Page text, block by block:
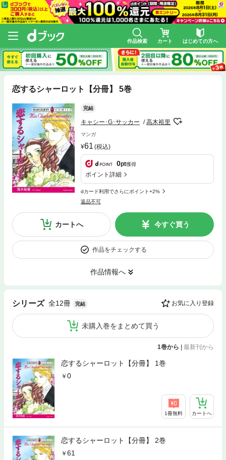
作品検索 カート はじめての方へ
恋するシャーロット【分冊】 5巻
完結
キャシー･G･サッカー 高木裕里
マンガ
61 (税込)
0pt獲得
ポイント詳細
dカード利用でさらにポイント+2%
返品不可
カートへ 今すぐ買う
作品をチェックする
作品情報へ
シリーズ 全12冊 完結 お気に入り登録
未購入巻をまとめて買う
1巻から 最新刊から
恋するシャーロット【分冊】 1巻
0
1冊無料 カートへ
恋するシャーロット【分冊】 2巻
61